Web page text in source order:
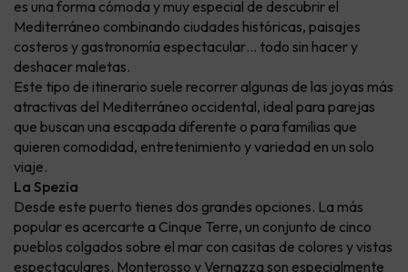
es una forma cómoda y muy especial de descubrir el
Mediterráneo combinando ciudades históricas, paisajes
costeros y gastronomía espectacular… todo sin hacer y
deshacer maletas.
Este tipo de itinerario suele recorrer algunas de las joyas más
atractivas del Mediterráneo occidental, ideal para parejas
que buscan una escapada diferente o para familias que
quieren comodidad, entretenimiento y variedad en un solo
viaje.
La Spezia
Desde este puerto tienes dos grandes opciones. La más
popular es acercarte a Cinque Terre, un conjunto de cinco
pueblos colgados sobre el mar con casitas de colores y vistas
espectaculares. Monterosso y Vernazza son especialmente